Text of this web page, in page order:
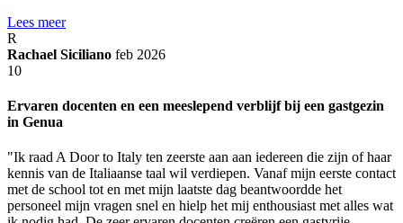
Lees meer
R
Rachael Siciliano feb 2026
10
Ervaren docenten en een meeslepend verblijf bij een gastgezin
in Genua
"Ik raad A Door to Italy ten zeerste aan aan iedereen die zijn of haar
kennis van de Italiaanse taal wil verdiepen. Vanaf mijn eerste contact
met de school tot en met mijn laatste dag beantwoordde het
personeel mijn vragen snel en hielp het mij enthousiast met alles wat